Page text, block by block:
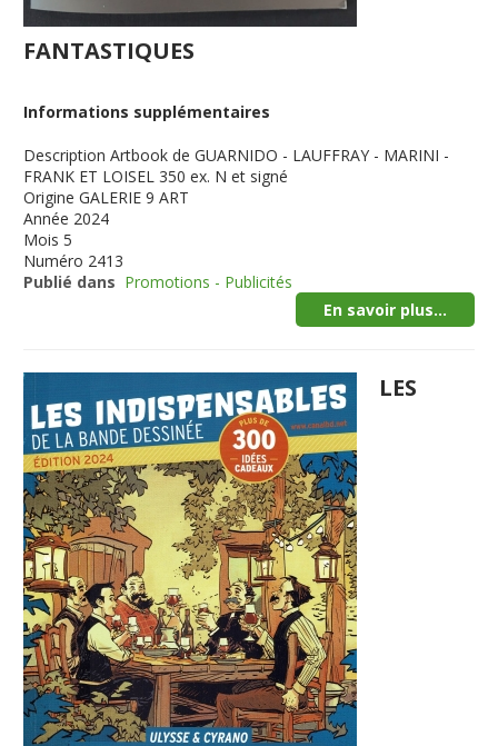
FANTASTIQUES
Informations supplémentaires
Description Artbook de GUARNIDO - LAUFFRAY - MARINI -
FRANK ET LOISEL 350 ex. N et signé
Origine GALERIE 9 ART
Année 2024
Mois 5
Numéro 2413
Publié dans Promotions - Publicités
En savoir plus...
LES